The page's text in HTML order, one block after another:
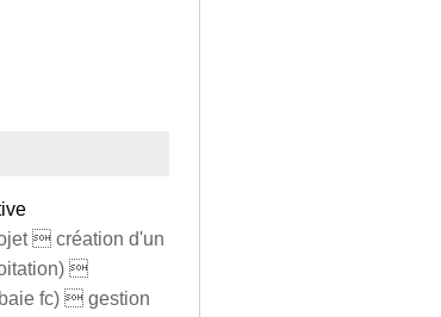
 création d'un

fc)  gestion